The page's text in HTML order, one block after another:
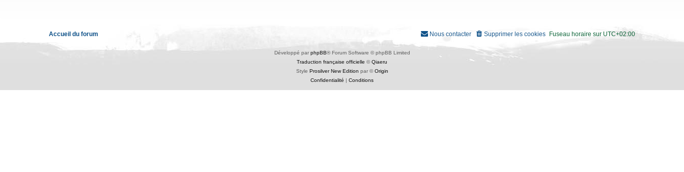
Accueil du forum Fuseau horaire sur UTC+02:00
Supprimer les cookies
Nous contacter
Développé par phpBB® Forum Software © phpBB Limited
Traduction française officielle ©Qiaeru
Style Prosilver New Edition par ©Origin
Confidentialité
Conditions